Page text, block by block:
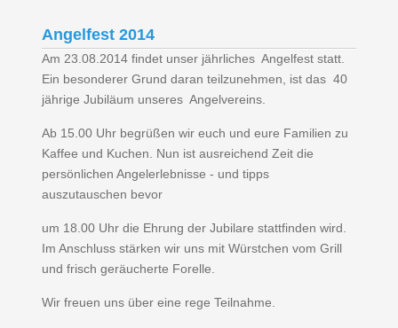
Angelfest 2014
Am 23.08.2014 findet unser jährliches Angelfest statt.
Ein besonderer Grund daran teilzunehmen, ist das 40
jährige Jubiläum unseres Angelvereins.
Ab 15.00 Uhr begrüßen wir euch und eure Familien zu
Kaffee und Kuchen. Nun ist ausreichend Zeit die
persönlichen Angelerlebnisse - und tipps
auszutauschen bevor
um 18.00 Uhr die Ehrung der Jubilare stattfinden wird.
Im Anschluss stärken wir uns mit Würstchen vom Grill
und frisch geräucherte Forelle.
Wir freuen uns über eine rege Teilnahme.